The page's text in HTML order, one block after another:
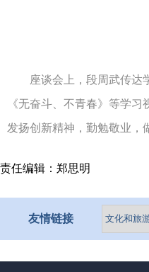
座谈会上，段周武传达学
《无奋斗、不青春》等学
发扬创新精神，勤勉敬业，
责任编辑：郑思明
友情链接